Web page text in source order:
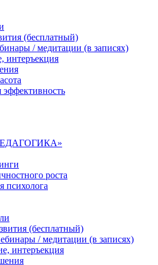
(бесплатный)
/ медитации (в записях)
интеръекция
эффективность
роста
психолога
(бесплатный)
/ медитации (в записях)
интеръекция